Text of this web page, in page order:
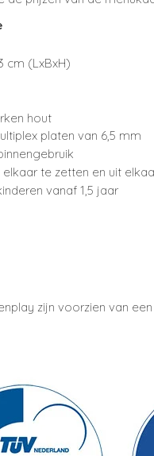
cm (LxBxH)
hout
platen van 6,5 mm
elkaar te zetten en uit
vanaf 1,5 jaar
zijn voorzien van